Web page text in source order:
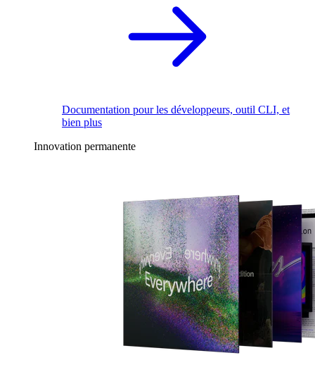
Documentation pour les développeurs, outil CLI, et
bien plus
Innovation permanente